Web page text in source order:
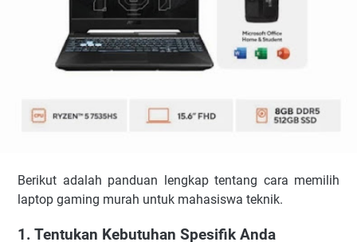
Berikut adalah panduan lengkap tentang cara memilih
laptop gaming murah untuk mahasiswa teknik.
1. Tentukan Kebutuhan Spesifik Anda